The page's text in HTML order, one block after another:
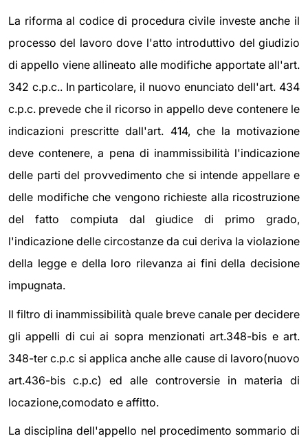
La riforma al codice di procedura civile investe anche il
processo del lavoro dove l'atto introduttivo del giudizio
di appello viene allineato alle modifiche apportate all'art.
342 c.p.c.. In particolare, il nuovo enunciato dell'art. 434
c.p.c. prevede che il ricorso in appello deve contenere le
indicazioni prescritte dall'art. 414, che la motivazione
deve contenere, a pena di inammissibilità l'indicazione
delle parti del provvedimento che si intende appellare e
delle modifiche che vengono richieste alla ricostruzione
del fatto compiuta dal giudice di primo grado,
l'indicazione delle circostanze da cui deriva la violazione
della legge e della loro rilevanza ai fini della decisione
impugnata.
Il filtro di inammissibilità quale breve canale per decidere
gli appelli di cui ai sopra menzionati art.348-bis e art.
348-ter c.p.c si applica anche alle cause di lavoro(nuovo
art.436-bis c.p.c) ed alle controversie in materia di
locazione,comodato e affitto.
La disciplina dell'appello nel procedimento sommario di